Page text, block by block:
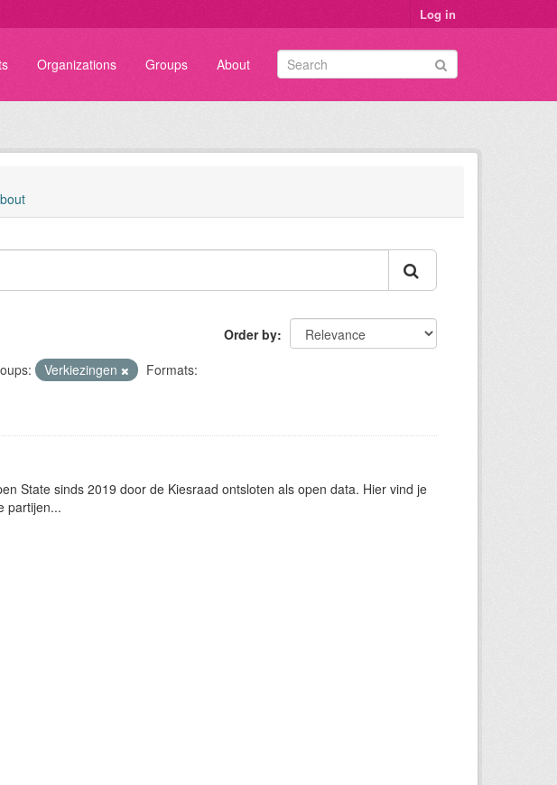
Log in
Organizations Groups About
Order by
Verkiezingen
Formats:
State sinds 2019 door de Kiesraad ontsloten als open data. Hier vind je
partijen...